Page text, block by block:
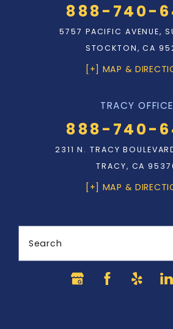
888-740-
5757 PACIFIC AVENUE,
STOCKTON, CA
[+] MAP &
TRACY OFFICE
888-740-
2311 N. TRACY
TRACY, CA
[+] MAP &
Search